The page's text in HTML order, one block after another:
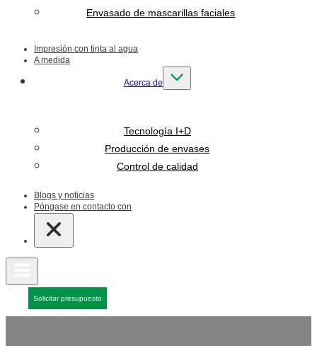
Envasado de mascarillas faciales
Impresión con tinta al agua
A medida
Acerca de
Tecnología I+D
Producción de envases
Control de calidad
Blogs y noticias
Póngase en contacto con
Solicitar presupuesto